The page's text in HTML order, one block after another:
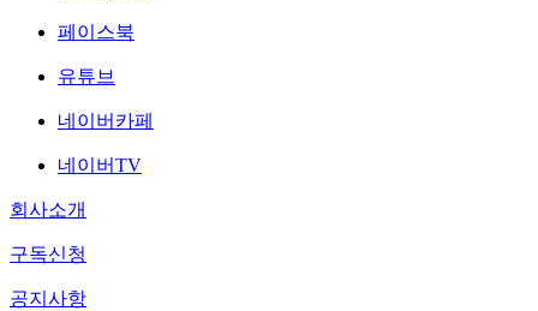
페이스북
유튜브
네이버카페
네이버TV
회사소개
구독신청
공지사항